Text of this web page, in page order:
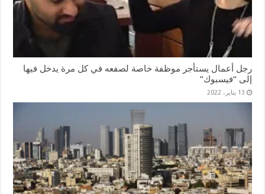
رجل أعمال يستأجر موظفة خاصة لصفعه في كل مرة يدخل فيها
إلى “فيسبوك”
13 يناير، 2022